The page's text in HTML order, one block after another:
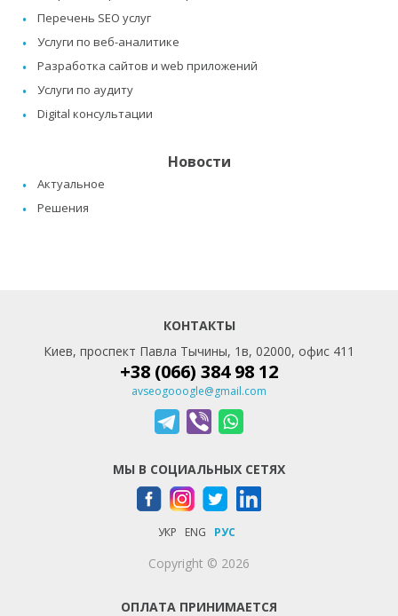
Перечень SEO услуг
Услуги по веб-аналитике
Разработка сайтов и web приложений
Услуги по аудиту
Digital консультации
Новости
Актуальное
Решения
КОНТАКТЫ
Киев, проспект Павла Тычины, 1в, 02000, офис 411
+38 (066) 384 98 12
avseogooogle@gmail.com
МЫ В СОЦИАЛЬНЫХ СЕТЯХ
УКР ENG РУС
Copyright © 2026
ОПЛАТА ПРИНИМАЕТСЯ